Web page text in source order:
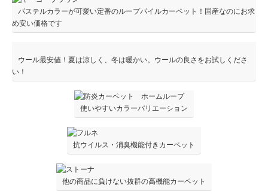
パステルカラーが可愛い定番のループパイルカーペット！国産なのにお求
め安い価格です
ウール最安値！夏は涼しく、冬は暖かい。ウールの良さをお試しくださ
い！
使いやすいカラーバリエーション
抗ウイルス・消臭機能付きカーペット
他の商品に負けない抜群の高機能カーペット